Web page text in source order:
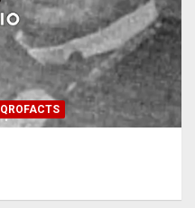
QROFACTS